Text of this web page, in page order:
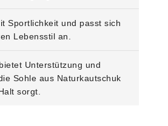
Sportlichkeit und passt sich
Lebensstil an.
Unterstützung und
Sohle aus Naturkautschuk
sorgt.